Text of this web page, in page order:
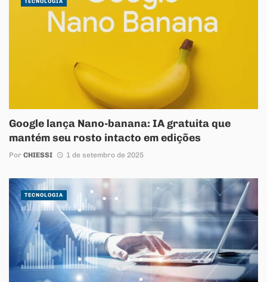
Google lança Nano-banana: IA gratuita que
mantém seu rosto intacto em edições
Por CHIESSI 1 de setembro de 2025
TECNOLOGIA
TECNOLOGIA